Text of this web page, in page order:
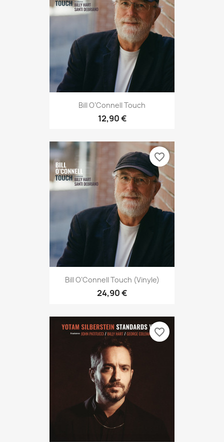
Bill O’Connell Touch
12,90 €
Bill O’Connell Touch (vinyle)
24,90 €
favorite_border
favorite_border